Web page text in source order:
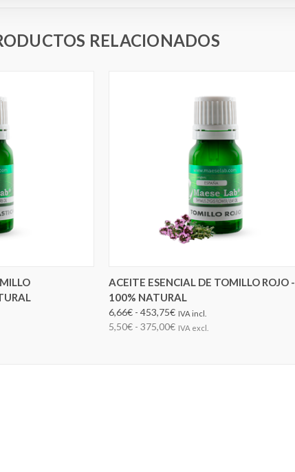
RELACIONADOS
ELEGIR OPCIONES
ACEITE ESENCIAL DE TOMILLO ROJO -
100% NATURAL
6,66€ - 453,75€ IVA incl.
5,50€ - 375,00€ IVA excl.